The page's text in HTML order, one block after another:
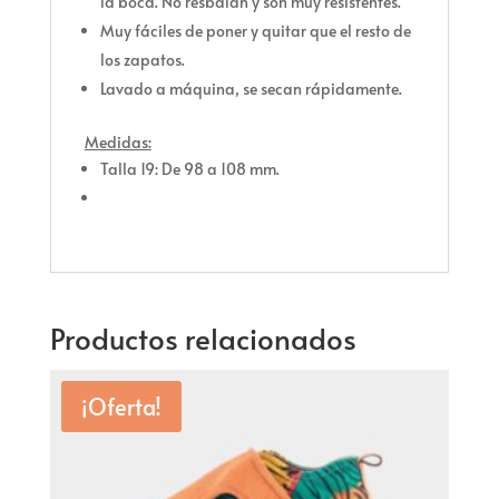
Muy fáciles de poner y quitar que el resto de
los zapatos.
Lavado a máquina, se secan rápidamente.
Medidas:
Talla 19: De 98 a 108 mm.
Productos relacionados
¡Oferta!